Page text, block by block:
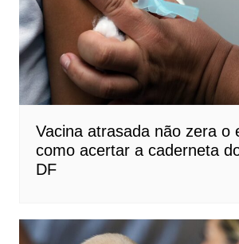
Vacina atrasada não zera o
como acertar a caderneta
DF